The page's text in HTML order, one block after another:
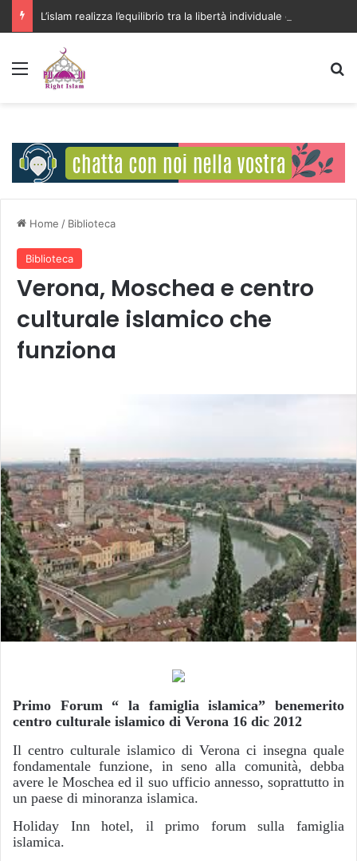
Menu
Home / Biblioteca
Biblioteca
Verona, Moschea e centro
culturale islamico che
funziona
Primo Forum “ la famiglia islamica” benemerito
centro culturale islamico di Verona 16 dic 2012
Il centro culturale islamico di Verona ci insegna quale
fondamentale funzione, in seno alla comunità, debba
avere le Moschea ed il suo ufficio annesso, soprattutto in
un paese di minoranza islamica.
Holiday Inn hotel, il primo forum sulla famiglia
islamica.